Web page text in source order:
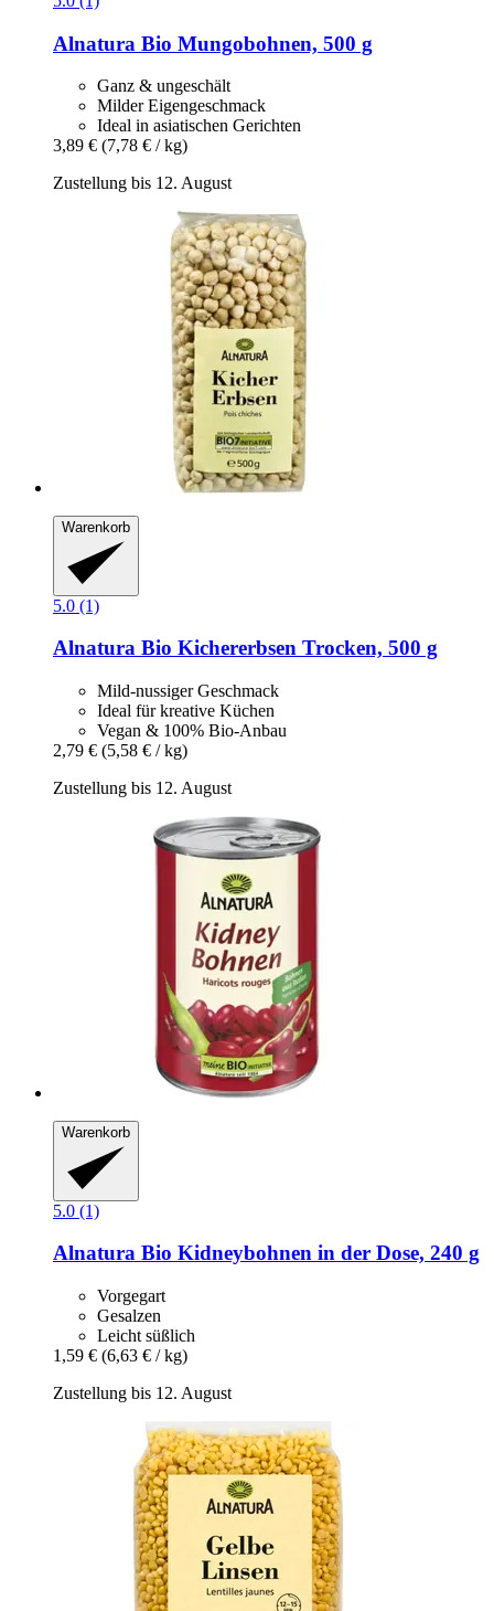
Alnatura Bio Mungobohnen, 500 g
Ganz & ungeschält
Milder Eigengeschmack
Ideal in asiatischen Gerichten
3,89 € (7,78 € / kg)
Zustellung bis 12. August
Warenkorb
5.0 (1)
Alnatura Bio Kichererbsen Trocken, 500 g
Mild-nussiger Geschmack
Ideal für kreative Küchen
Vegan & 100% Bio-Anbau
2,79 € (5,58 € / kg)
Zustellung bis 12. August
Warenkorb
5.0 (1)
Alnatura Bio Kidneybohnen in der Dose, 240 g
Vorgegart
Gesalzen
Leicht süßlich
1,59 € (6,63 € / kg)
Zustellung bis 12. August